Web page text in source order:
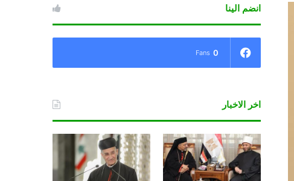
انضم الينا
0
Fans
اخر الاخبار